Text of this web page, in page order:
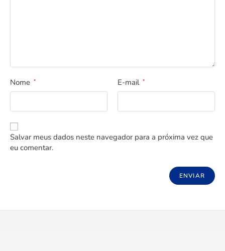
Nome * E-mail *
Salvar meus dados neste navegador para a próxima vez que
eu comentar.